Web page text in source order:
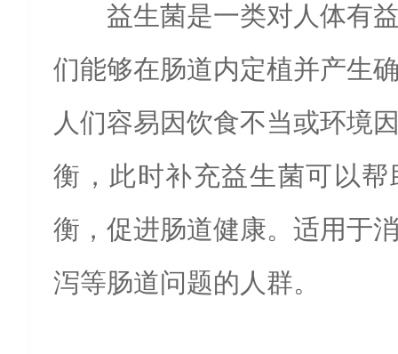
益生菌是一类对人体有
们能够在肠道内定植并产生
人们容易因饮食不当或环境
衡，此时补充益生菌可以
衡，促进肠道健康。适用于
泻等肠道问题的人群。